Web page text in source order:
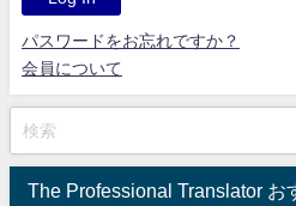
パスワードをお忘れですか？
会員について
The Professional Translator お